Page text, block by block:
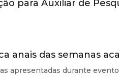
para Auxiliar de
anais das semanas
apresentadas durante